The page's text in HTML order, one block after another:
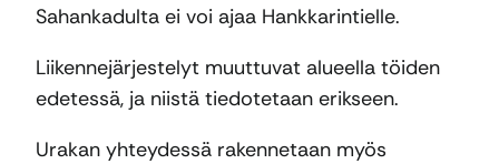
Sahankadulta ei voi ajaa Hankkarintielle.
Liikennejärjestelyt muuttuvat alueella töiden
edetessä, ja niistä tiedotetaan erikseen.
Urakan yhteydessä rakennetaan myös